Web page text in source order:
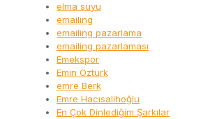
elma suyu
emailing
emailing pazarlama
emailing pazarlaması
Emekspor
Emin Öztürk
emre Berk
Emre Hacısalihoğlu
En Çok Dinlediğim Şarkılar